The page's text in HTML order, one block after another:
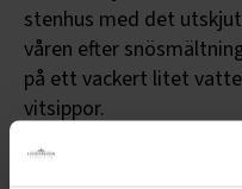
stenhus med det
våren efter
på ett vackert litet
vitsippor.
Ledkarta & information